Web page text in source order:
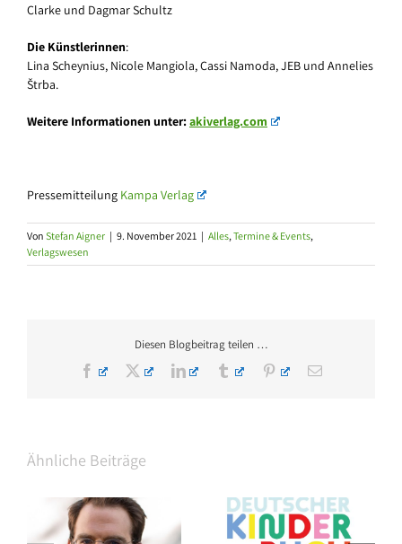
Clarke und Dagmar Schultz
Die Künstlerinnen:
Lina Scheynius, Nicole Mangiola, Cassi Namoda, JEB und Annelies
Štrba.
Weitere Informationen unter:akiverlag.com
Pressemitteilung Kampa Verlag
Von Stefan Aigner | 9. November 2021 | Alles, Termine & Events,
Verlagswesen
Diesen Blogbeitrag teilen …
Facebook
X LinkedInTumblr PinterestE-
Ähnliche Beiträge